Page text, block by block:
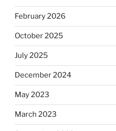
February 2026
October 2025
July 2025
December 2024
May 2023
March 2023